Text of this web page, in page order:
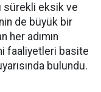
sürekli eksik ve
de büyük bir
her adımın
faaliyetleri basite
bulundu.